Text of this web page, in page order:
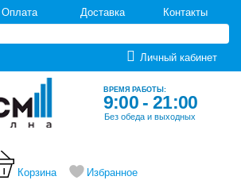
Оплата Доставка Контакты
Личный кабинет
ВРЕМЯ РАБОТЫ:
9:00 - 21:00
Без обеда и выходных
Корзина Избранное